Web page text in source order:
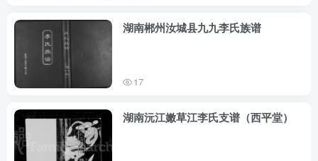
湖南郴州汝城县九九李氏族谱
17
湖南沅江嫩草江李氏支谱（西平堂）